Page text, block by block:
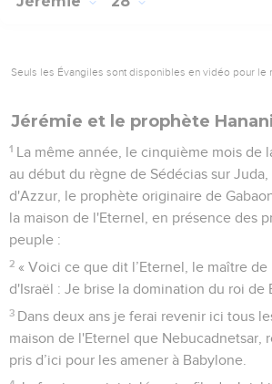
Seuls les Évangiles sont disponibles en vidéo pour le
Jérémie et le prophète
1 La même année, le cinquième mois de
au début du règne de Sédécias sur Juda,
d'Azzur, le prophète originaire de
la maison de l'Eternel, en présence des
peuple :
2 « Voici ce que dit l’Eternel, le maître de
d'Israël : Je brise la domination du roi de
3 Dans deux ans je ferai revenir ici tous
maison de l'Eternel que Nebucadnetsar,
pris d’ici pour les amener à Babylone.